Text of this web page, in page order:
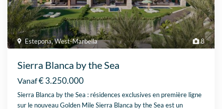
8
Estepona,West-Marbella
Sierra Blanca by the Sea
Vanaf€ 3.250.000
Sierra Blanca by the Sea : résidences exclusives en première ligne
sur le nouveau Golden Mile Sierra Blanca by the Sea est un